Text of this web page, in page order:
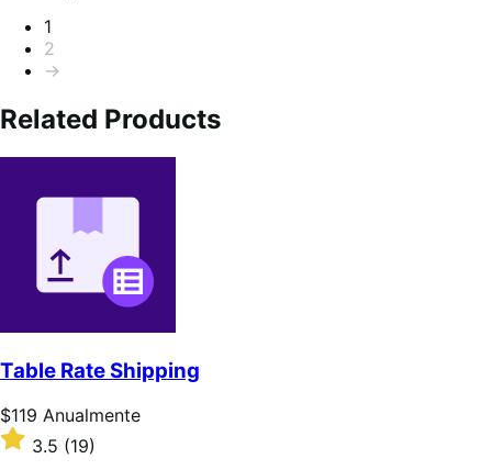
Paginação
1
2
→
Related Products
Table Rate Shipping
Preço:
$119
Anualmente
$119 Anualmente
Classificado
com
3.5 (19)